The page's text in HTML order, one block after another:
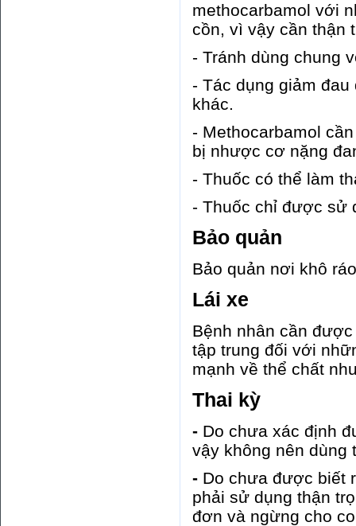
methocarbamol với
cồn, vì vậy cần thận
- Tránh dùng chung
- Tác dụng giảm
khác.
- Methocarbamol
bị nhược cơ nặng
- Thuốc có thể làm
- Thuốc chỉ được sử
Bảo quản
Bảo quản nơi khô
Lái xe
Bệnh nhân cần
tập trung đối với
mạnh về thể chất
Thai kỳ
- Do chưa xác định
vậy không nên dùng
- Do chưa được biết
phải sử dụng thận
đơn và ngừng cho